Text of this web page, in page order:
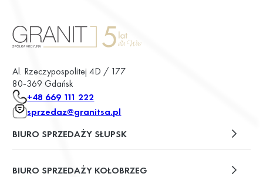
Al. Rzeczypospolitej 4D / 177
80-369 Gdańsk
+48 669 111 222
sprzedaz@granitsa.pl
BIURO SPRZEDAŻY SŁUPSK
plac Władysława Broniewskiego 13/u2
BIURO SPRZEDAŻY KOŁOBRZEG